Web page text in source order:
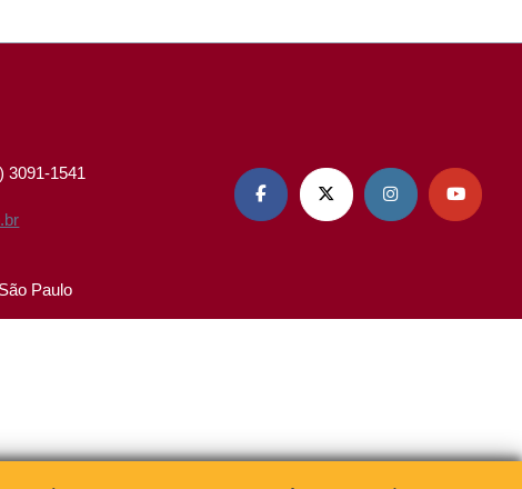
3091-1541
   
Paulo